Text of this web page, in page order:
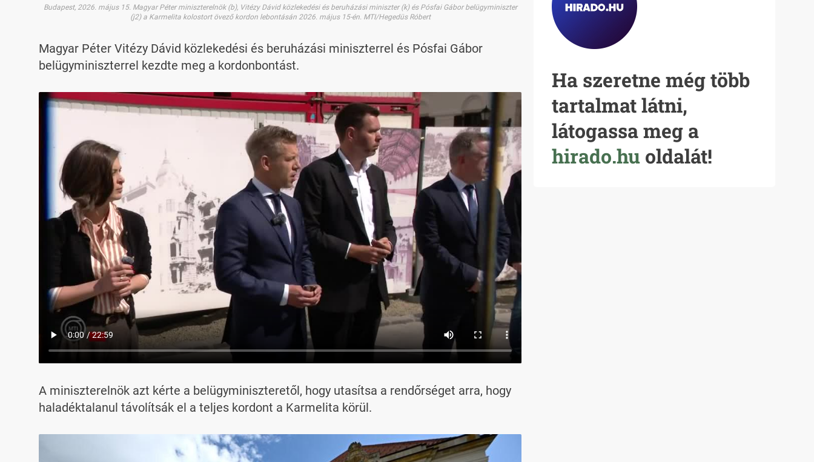
Budapest, 2026. május 15. Magyar Péter miniszterelnök (b), Vitézy Dávid közlekedési és beruházási miniszter (k) és Pósfai Gábor belügyminiszter
(j2) a Karmelita kolostort övező kordon lebontásán 2026. május 15-én. MTI/Hegedüs Róbert
Magyar Péter Vitézy Dávid közlekedési és beruházási miniszterrel és Pósfai Gábor
belügyminiszterrel kezdte meg a kordonbontást.
A miniszterelnök azt kérte a belügyminiszteretől, hogy utasítsa a rendőrséget arra, hogy
haladéktalanul távolítsák el a teljes kordont a Karmelita körül.
Ha szeretne még több
tartalmat látni,
látogassa meg a
hirado.hu oldalát!